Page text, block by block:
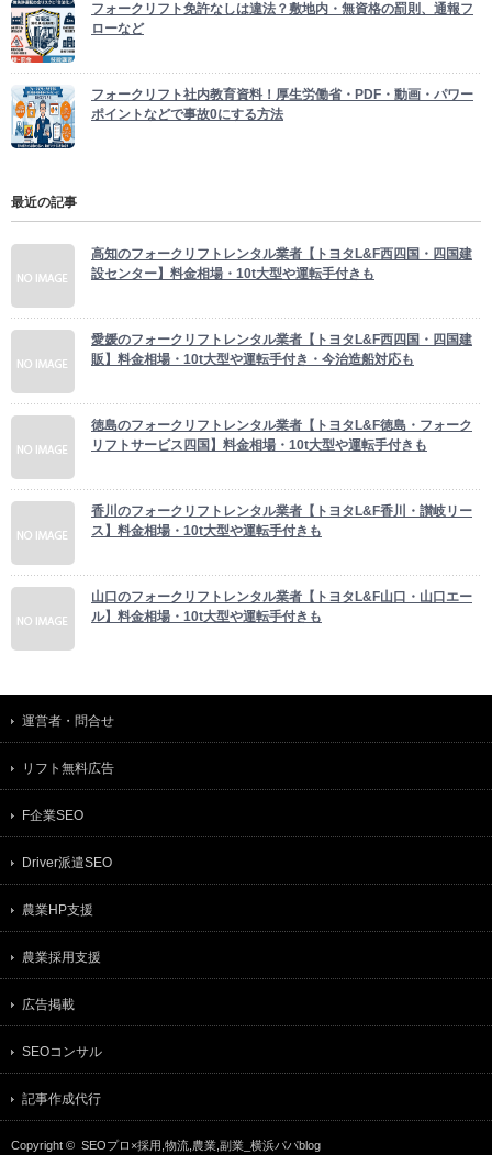
フォークリフト免許なしは違法？敷地内・無資格の罰則、通報フ
ローなど
フォークリフト社内教育資料！厚生労働省・PDF・動画・パワー
ポイントなどで事故0にする方法
最近の記事
高知のフォークリフトレンタル業者【トヨタL&F西四国・四国建
設センター】料金相場・10t大型や運転手付きも
愛媛のフォークリフトレンタル業者【トヨタL&F西四国・四国建
販】料金相場・10t大型や運転手付き・今治造船対応も
徳島のフォークリフトレンタル業者【トヨタL&F徳島・フォーク
リフトサービス四国】料金相場・10t大型や運転手付きも
香川のフォークリフトレンタル業者【トヨタL&F香川・讃岐リー
ス】料金相場・10t大型や運転手付きも
山口のフォークリフトレンタル業者【トヨタL&F山口・山口エー
ル】料金相場・10t大型や運転手付きも
運営者・問合せ
リフト無料広告
F企業SEO
Driver派遣SEO
農業HP支援
農業採用支援
広告掲載
SEOコンサル
記事作成代行
Copyright © SEOプロ×採用,物流,農業,副業_横浜パパblog